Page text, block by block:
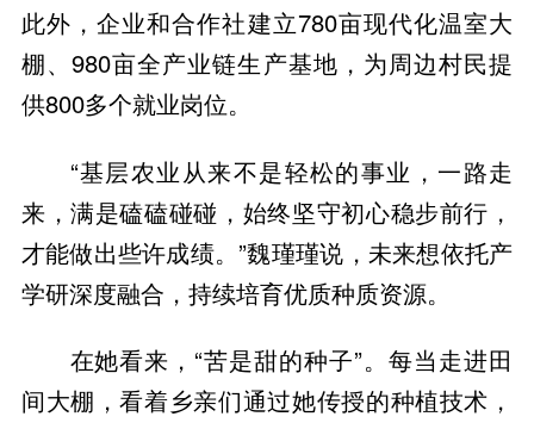
此外，企业和合作社建立780亩现代化温室大
棚、980亩全产业链生产基地，为周边村民提
“基层农业从来不是轻松的事业，一路走
来，满是磕磕碰碰，始终坚守初心稳步前行，
才能做出些许成绩。”魏瑾瑾说，未来想依托产
在她看来，“苦是甜的种子”。每当走进田
间大棚，看着乡亲们通过她传授的种植技术，